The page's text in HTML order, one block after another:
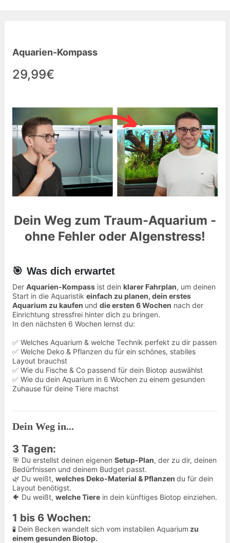
Aquarien-Kompass
29,99€
Dein Weg zum Traum-Aquarium -
ohne Fehler oder Algenstress!
🎯 Was dich erwartet
Der Aquarien-Kompass ist dein klarer Fahrplan, um deinen
Start in die Aquaristik einfach zu planen, dein erstes
Aquarium zu kaufen und die ersten 6 Wochen nach der
Einrichtung stressfrei hinter dich zu bringen.
In den nächsten 6 Wochen lernst du:
✅ Welches Aquarium & welche Technik perfekt zu dir passen
✅ Welche Deko & Pflanzen du für ein schönes, stabiles
Layout brauchst
✅ Wie du Fische & Co passend für dein Biotop auswählst
✅ Wie du dein Aquarium in 6 Wochen zu einem gesunden
Zuhause für deine Tiere machst
Dein Weg in...
3 Tagen:
🎯 Du erstellst deinen eigenen Setup-Plan, der zu dir, deinen
Bedürfnissen und deinem Budget passt.
🌿 Du weißt, welches Deko-Material & Pflanzen du für dein
Layout benötigst.
🐠 Du weißt, welche Tiere in dein künftiges Biotop einziehen.
1 bis 6 Wochen:
🧪 Dein Becken wandelt sich vom instabilen Aquarium zu
einem gesunden Biotop.